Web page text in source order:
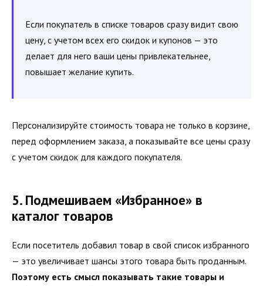
Если покупатель в списке товаров сразу видит свою
цену, с учетом всех его скидок и купонов — это
делает для него ваши цены привлекательнее,
повышает желание купить.
Персонализируйте стоимость товара не только в корзине,
перед оформлением заказа, а показывайте все цены сразу
с учетом скидок для каждого покупателя.
5. Подмешиваем «Избранное» в
каталог товаров
Если посетитель добавил товар в свой список избранного
— это увеличивает шансы этого товара быть проданным.
Поэтому есть смысл показывать такие товары и